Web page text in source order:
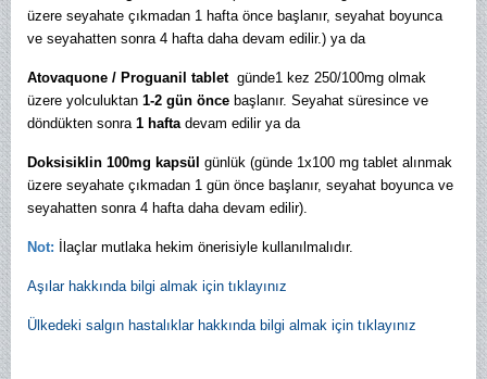
üzere seyahate çıkmadan 1 hafta önce başlanır, seyahat boyunca
ve seyahatten sonra 4 hafta daha devam edilir.) ya da
Atovaquone / Proguanil tabletgünde1 kez 250/100mg olmak
üzere yolculuktan 1-2 gün önce başlanır. Seyahat süresince ve
döndükten sonra 1 hafta devam edilir ya da
Doksisiklin 100mg kapsül günlük (günde 1x100 mg tablet alınmak
üzere seyahate çıkmadan 1 gün önce başlanır, seyahat boyunca ve
seyahatten sonra 4 hafta daha devam edilir).
Not: İlaçlar mutlaka hekim önerisiyle kullanılmalıdır.
Aşılar hakkında bilgi almak için tıklayınız
Ülkedeki salgın hastalıklar hakkında bilgi almak için tıklayınız